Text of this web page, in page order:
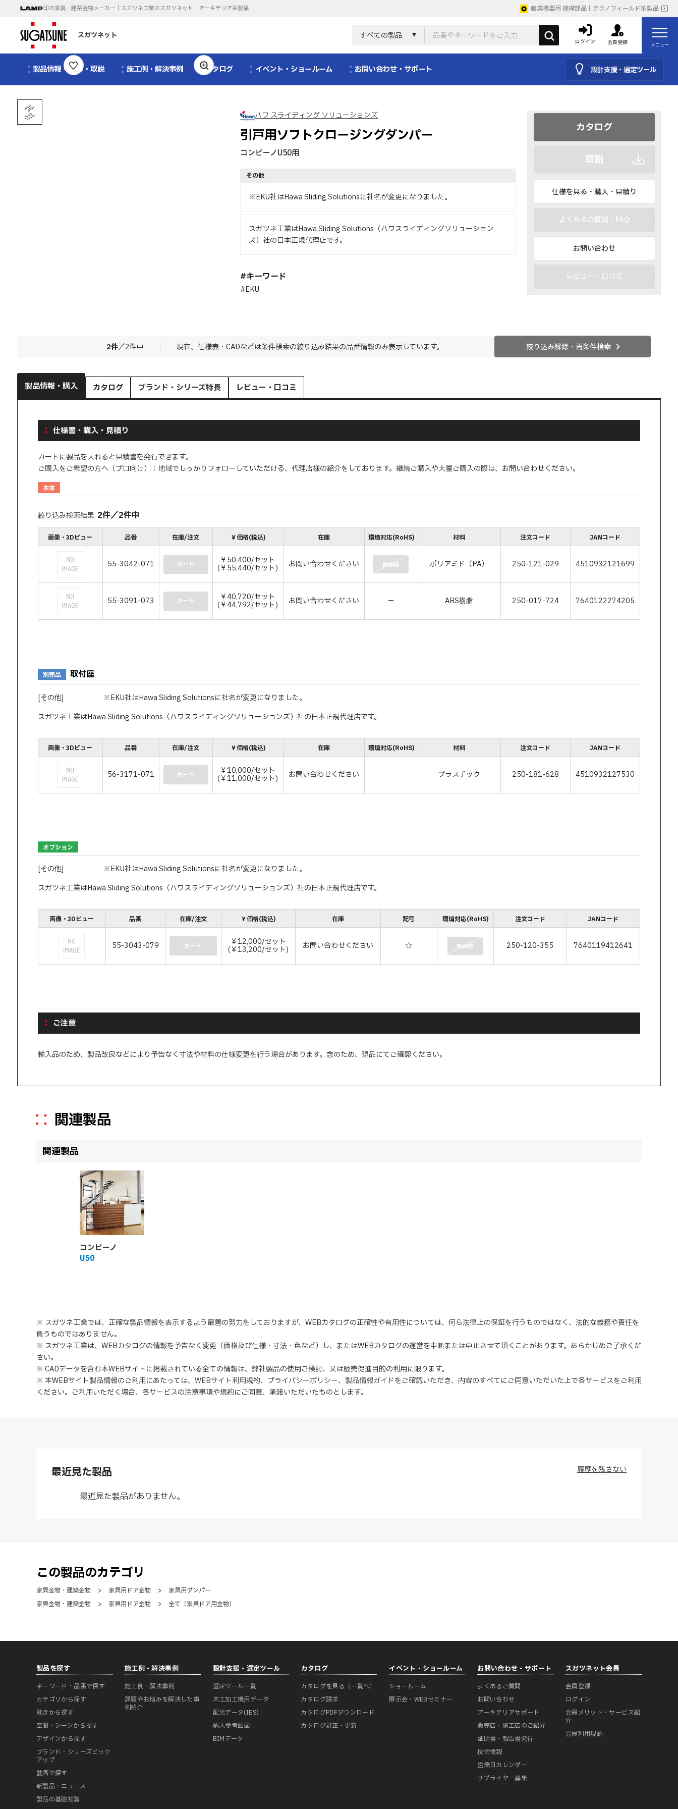
印の家具・建築金物メーカー｜スガツネ工業のスガツネット｜アーキテリア系製品 産業機器用 機構部品｜テクノフィールド系製品
スガツネット すべての製品
ログイン 会員登録 メニュー
製品情報・CAD・取説 施工例・解決事例 カタログ イベント・ショールーム お問い合わせ・サポート 設計支援・選定ツール
1/1
ハワ スライディング ソリューションズ
引戸用ソフトクロージングダンパー
コンビーノU50用
その他
※EKU社はHawa Sliding Solutionsに社名が変更になりました。
スガツネ工業はHawa Sliding Solutions（ハワスライディングソリューション
ズ）社の日本正規代理店です。
#キーワード
#EKU
カタログ
取説
仕様を見る・購入・見積り
よくあるご質問・FAQ
お問い合わせ
レビュー・口コミ
2件／2件中 現在、仕様表・CADなどは条件検索の絞り込み結果の品番情報のみ表示しています。 絞り込み解除・再条件検索
製品情報・購入 カタログ ブランド・シリーズ特長 レビュー・口コミ
仕様書・購入・見積り
カートに製品を入れると見積書を発行できます。
ご購入をご希望の方へ（プロ向け）：地域でしっかりフォローしていただける、代理店様の紹介をしております。継続ご購入や大量ご購入の際は、お問い合わせください。
本体
絞り込み検索結果 2件／2件中
画像・3Dビュー 品番 在庫/注文 ￥価格(税込) 在庫 環境対応(RoHS) 材料 注文コード JANコード
55-3042-071 カート ￥50,400/セット
(￥55,440/セット) お問い合わせください ポリアミド（PA） 250-121-029 4510932121699
55-3091-073 カート ￥40,720/セット
(￥44,792/セット) お問い合わせください － ABS樹脂 250-017-724 7640122274205
別売品 取付座
[その他]
※EKU社はHawa Sliding Solutionsに社名が変更になりました。
スガツネ工業はHawa Sliding Solutions（ハワスライディングソリューションズ）社の日本正規代理店です。
画像・3Dビュー 品番 在庫/注文 ￥価格(税込) 在庫 環境対応(RoHS) 材料 注文コード JANコード
56-3171-071 カート ￥10,000/セット
(￥11,000/セット) お問い合わせください － プラスチック 250-181-628 4510932127530
オプション
[その他]
※EKU社はHawa Sliding Solutionsに社名が変更になりました。
スガツネ工業はHawa Sliding Solutions（ハワスライディングソリューションズ）社の日本正規代理店です。
画像・3Dビュー 品番 在庫/注文 ￥価格(税込) 在庫 記号 環境対応(RoHS) 注文コード JANコード
55-3043-079 カート ￥12,000/セット
(￥13,200/セット) お問い合わせください ☆ 250-120-355 7640119412641
ご注意
輸入品のため、製品改良などにより予告なく寸法や材料の仕様変更を行う場合があります。念のため、現品にてご確認ください。
関連製品
関連製品
コンビーノ
U50
※ スガツネ工業では、正確な製品情報を表示するよう最善の努力をしておりますが、WEBカタログの正確性や有用性については、何ら法律上の保証を行うものではなく、法的な義務や責任を
負うものではありません。
※ スガツネ工業は、WEBカタログの情報を予告なく変更（価格及び仕様・寸法・色など）し、またはWEBカタログの運営を中断または中止させて頂くことがあります。あらかじめご了承くだ
さい。
※ CADデータを含む本WEBサイトに掲載されている全ての情報は、弊社製品の使用ご検討、又は販売促進目的の利用に限ります。
※ 本WEBサイト製品情報のご利用にあたっては、 WEBサイト利用規約、 プライバシーポリシー、 製品情報ガイドをご確認いただき、内容のすべてにご同意いただいた上で各サービスをご利用
ください。ご利用いただく場合、各サービスの注意事項や規約にご同意、 承諾いただいたものとします。
最近見た製品
最近見た製品がありません。
履歴を残さない
この製品のカテゴリ
家具金物・建築金物 > 家具用ドア金物 >
家具用ダンパー
家具金物・建築金物
> 家具用ドア金物 > 全て（家具ドア用金物）
製品を探す
キーワード・品番で探す
カテゴリから探す
動きから探す
空間・シーンから探す
デザインから探す
ブランド・シリーズピック
アップ
動画で探す
新製品・ニュース
製品の基礎知識
施工例・解決事例
施工例・解決事例
課題やお悩みを解決した事
例紹介
設計支援・選定ツール
選定ツール一覧
木工加工機用データ
配光データ(IES)
納入参考図面
BIMデータ
カタログ
カタログを見る（一覧へ）
カタログ請求
カタログPDFダウンロード
カタログ訂正・更新
イベント・ショールーム
ショールーム
展示会・WEBセミナー
お問い合わせ・サポート
よくあるご質問
お問い合わせ
アーキテリアサポート
販売店・施工店のご紹介
証明書・報告書発行
技術情報
営業日カレンダー
サプライヤー募集
スガツネット会員
会員登録
ログイン
会員メリット・サービス紹
介
会員利用規約